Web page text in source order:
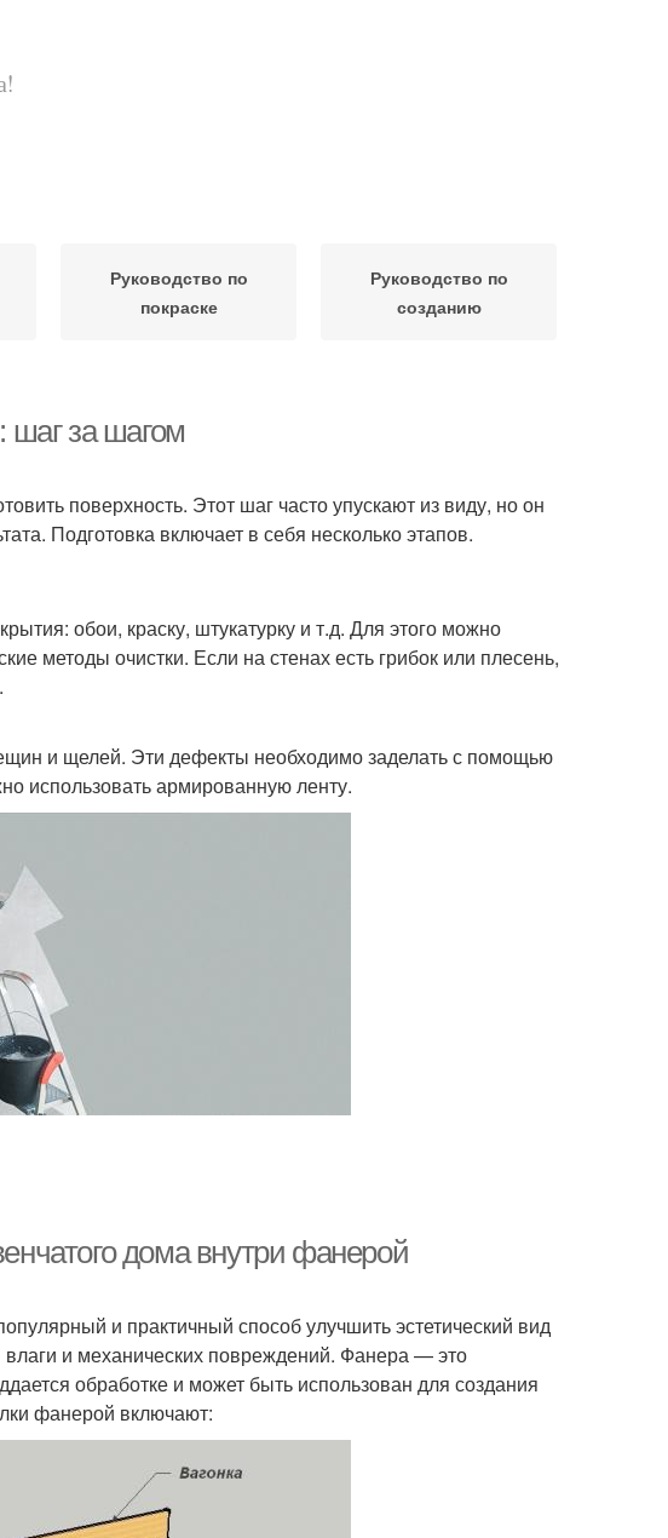
Руководство по
покраске
Руководство по
созданию
шаг за шагом
поверхность. Этот шаг часто упускают из виду, но он
Подготовка включает в себя несколько этапов.
обои, краску, штукатурку и т.д. Для этого можно
методы очистки. Если на стенах есть грибок или плесень,
и щелей. Эти дефекты необходимо заделать с помощью
использовать армированную ленту.
дома внутри фанерой
и практичный способ улучшить эстетический вид
и механических повреждений. Фанера — это
обработке и может быть использован для создания
фанерой включают: